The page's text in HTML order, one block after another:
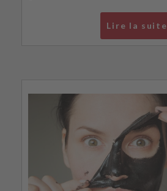
Lire la suite